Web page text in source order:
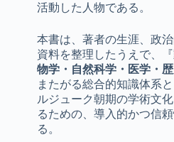
活動した人物である。
本書は、著者の生涯、政
資料を整理したうえで、
物学・自然科学・医学・
またがる総合的知識体系
ルジューク朝期の学術文
るための、導入的かつ信
る。